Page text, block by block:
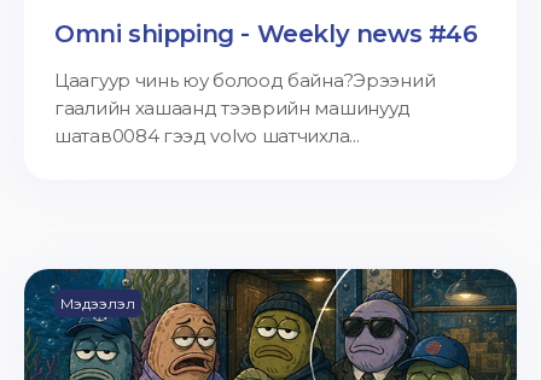
Omni shipping - Weekly news #46
Цаагуур чинь юу болоод байна?Эрээний
гаалийн хашаанд тээврийн машинууд
шатав0084 гээд volvo шатчихла...
Мэдээлэл